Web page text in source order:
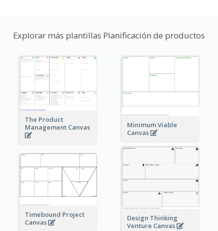
Explorar más plantillas Planificación de productos
The Product
Management Canvas
Minimum Viable
Canvas
Design Thinking
Venture Canvas
Timebound Project
Canvas